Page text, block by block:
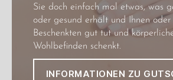
Sie doch einfach mal etwas, was
oder gesund erhält und Ihnen oder
Beschenkten gut tut und
Wohlbefinden schenkt.
INFORMATIONEN ZU